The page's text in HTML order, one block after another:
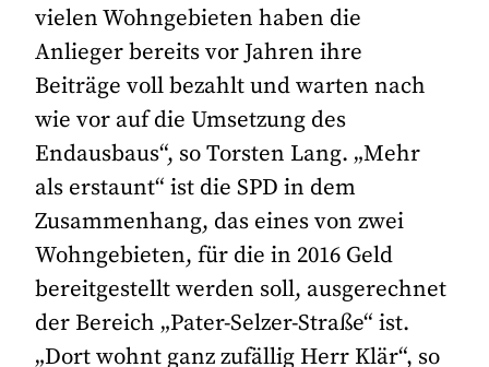
vielen Wohngebieten haben die
Anlieger bereits vor Jahren ihre
Beiträge voll bezahlt und warten nach
wie vor auf die Umsetzung des
Endausbaus“, so Torsten Lang. „Mehr
als erstaunt“ ist die SPD in dem
Zusammenhang, das eines von zwei
Wohngebieten, für die in 2016 Geld
bereitgestellt werden soll, ausgerechnet
der Bereich „Pater-Selzer-Straße“ ist.
„Dort wohnt ganz zufällig Herr Klär“, so